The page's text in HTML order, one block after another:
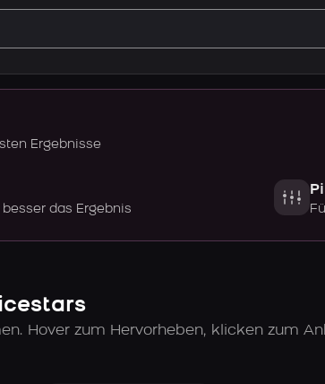
Ergebnisse
das Ergebnis
Hover zum Hervorheben, klicken zum